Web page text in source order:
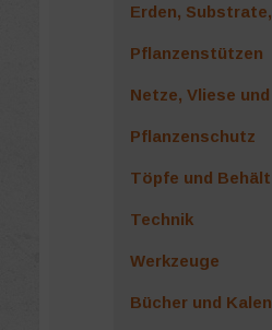
Erden,
Pflanzenstützen
Netze, Vliese
Pflanzenschutz
Töpfe und
Technik
Werkzeuge
Bücher und